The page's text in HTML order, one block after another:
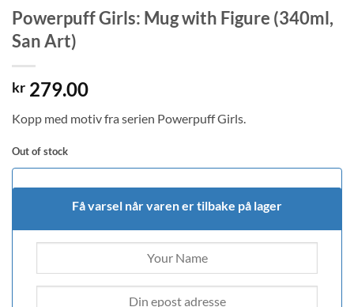
Powerpuff Girls: Mug with Figure (340ml,
San Art)
kr 279.00
Kopp med motiv fra serien Powerpuff Girls.
Out of stock
Få varsel når varen er tilbake på lager